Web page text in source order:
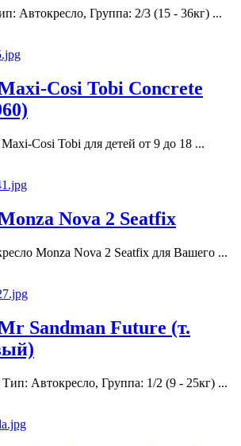
Автокресло, Группа: 2/3 (15 - 36кг) ...
Cosi Tobi Concrete
Maxi-Cosi Tobi для детей от 9 до 18 ...
Nova 2 Seatfix
Monza Nova 2 Seatfix для Вашего ...
Sandman Future (т.
Автокресло, Группа: 1/2 (9 - 25кг) ...